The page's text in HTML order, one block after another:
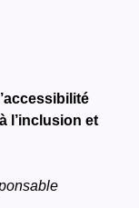
l’inclusion et